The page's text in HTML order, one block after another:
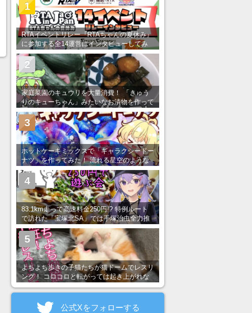
RTAイベントリレー『RTAちゃんの夏休み』
に参加する全14運営にインタビューしてみ
た！ 「RTA in Japan」のチャンネルの貸し
出しを利用し8/9から1週間にわたって開催
1
家庭菜園のキュウリを大量消費！ 「きゅう
りのキューちゃん」みたいなお漬物を作って
みた
2
ホットケーキミックスで「ギャラクシードー
ナツ」を作ってみた！ 流れる星空のような
レンチン・レシピを紹介
3
83.1km走って高速料金250円!? 特例ルート
で訪れた「宝塚北SA」では手塚治虫全力推
し＆関西グルメが楽しめる！
4
よちよち歩きの子猫たちが猫ドームでレスリ
ング！ コロコロと転がっては起き上がれな
い姿が可愛すぎる
5
公式Xをフォローする